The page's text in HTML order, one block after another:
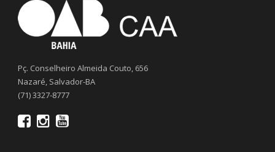
Pç. Conselheiro Almeida Couto, 656
Nazaré, Salvador-BA
(71) 3327-8777